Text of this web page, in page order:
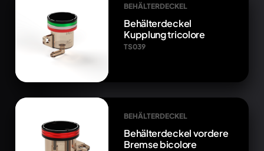
BEHÄLTERDECKEL
Behälterdeckel
Kupplung tricolore
TS039
BEHÄLTERDECKEL
Behälterdeckel vordere
Bremse bicolore